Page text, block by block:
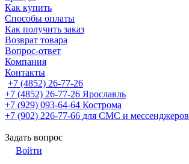
Как купить
Способы оплаты
Как получить заказ
Возврат товара
Вопрос-ответ
Компания
Контакты
+7 (4852) 26-77-26
+7 (4852) 26-77-26 Ярославль
+7 (929) 093-64-64 Кострома
+7 (902) 226-77-66 для СМС и мессенджеров
Задать вопрос
Войти